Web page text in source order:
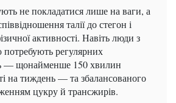
не покладатися лише на ваги, а
талії до стегон і
активності. Навіть люди з
регулярних
— щонайменше 150 хвилин
на тиждень — та збалансованого
цукру й трансжирів.